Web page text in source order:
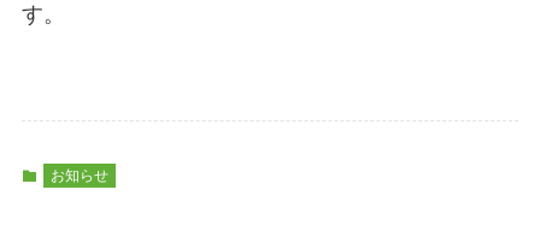
す。
お知らせ